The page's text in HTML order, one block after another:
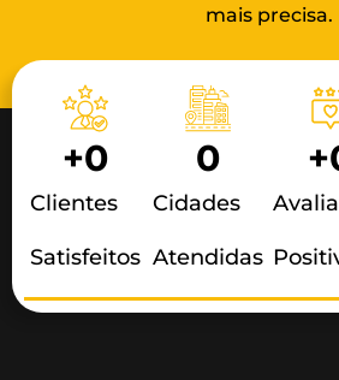
mais precisa.
Clientes
Satisfeitos
+0
Cidades
Atendidas
0 +